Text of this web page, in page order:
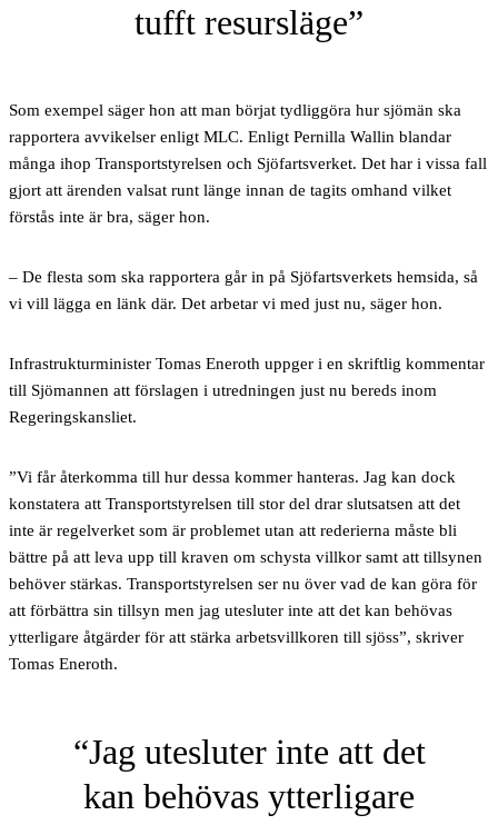
tufft resursläge
Som exempel säger hon att man börjat tydliggöra hur sjömän ska
rapportera avvikelser enligt MLC. Enligt Pernilla Wallin blandar
många ihop Transportstyrelsen och Sjöfartsverket. Det har i vissa fall
gjort att ärenden valsat runt länge innan de tagits omhand vilket
förstås inte är bra, säger hon.
– De flesta som ska rapportera går in på Sjöfartsverkets hemsida, så
vi vill lägga en länk där. Det arbetar vi med just nu, säger hon.
Infrastrukturminister Tomas Eneroth uppger i en skriftlig kommentar
till Sjömannen att förslagen i utredningen just nu bereds inom
Regeringskansliet.
”Vi får återkomma till hur dessa kommer hanteras. Jag kan dock
konstatera att Transportstyrelsen till stor del drar slutsatsen att det
inte är regelverket som är problemet utan att rederierna måste bli
bättre på att leva upp till kraven om schysta villkor samt att tillsynen
behöver stärkas. Transportstyrelsen ser nu över vad de kan göra för
att förbättra sin tillsyn men jag utesluter inte att det kan behövas
ytterligare åtgärder för att stärka arbetsvillkoren till sjöss”, skriver
Tomas Eneroth.
Jag utesluter inte att det
kan behövas ytterligare